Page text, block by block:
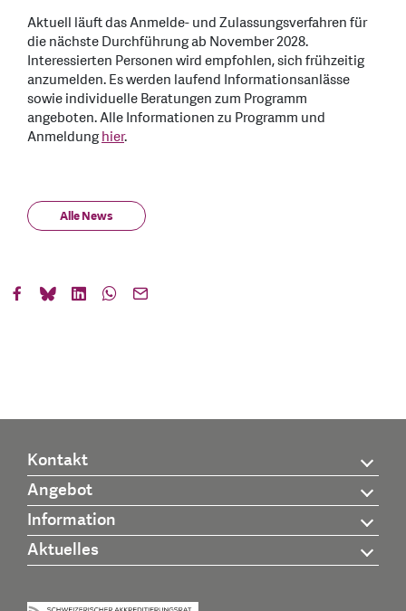
Aktuell läuft das Anmelde- und Zulassungsverfahren für
die nächste Durchführung ab November 2028.
Interessierten Personen wird empfohlen, sich frühzeitig
anzumelden. Es werden laufend Informationsanlässe
sowie individuelle Beratungen zum Programm
angeboten. Alle Informationen zu Programm und
Anmeldunghier.
Alle News
Kontakt
Angebot
Information
Aktuelles